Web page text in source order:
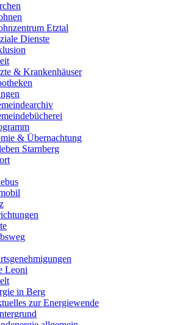
Etztal
Dienste
& Krankenhäuser
& Übernachtung
Starnberg
Leoni
in Berg
zur Energiewende